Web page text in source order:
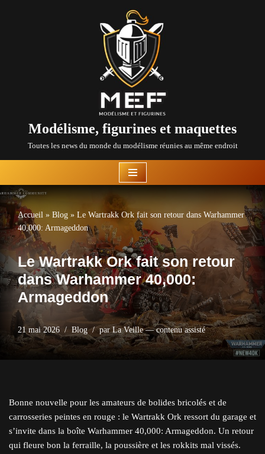
Modélisme, figurines et maquettes
Toutes les news du monde du modélisme réunies au même endroit
Accueil » Blog » Le Wartrakk Ork fait son retour dans Warhammer
40,000: Armageddon
Le Wartrakk Ork fait son retour
dans Warhammer 40,000:
Armageddon
21 mai 2026 Blog parLa Veille — contenu assisté
Bonne nouvelle pour les amateurs de bolides bricolés et de
carrosseries peintes en rouge : le Wartrakk Ork ressort du garage et
s’invite dans la boîte Warhammer 40,000: Armageddon. Un retour
qui fleure bon la ferraille, la poussière et les rokkits mal vissés.